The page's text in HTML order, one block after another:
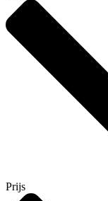
Prijs